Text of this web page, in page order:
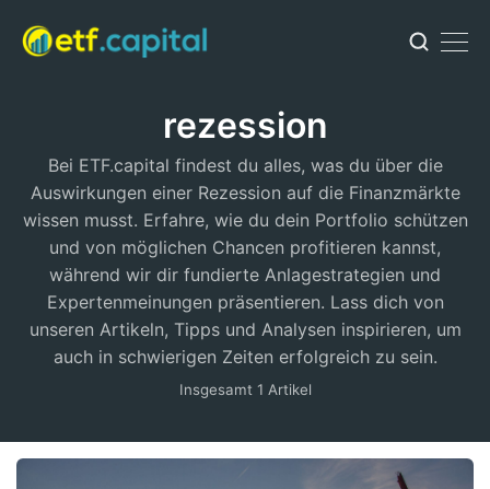
rezession
Bei ETF.capital findest du alles, was du über die
Auswirkungen einer Rezession auf die Finanzmärkte
wissen musst. Erfahre, wie du dein Portfolio schützen
und von möglichen Chancen profitieren kannst,
während wir dir fundierte Anlagestrategien und
Expertenmeinungen präsentieren. Lass dich von
unseren Artikeln, Tipps und Analysen inspirieren, um
auch in schwierigen Zeiten erfolgreich zu sein.
Insgesamt 1 Artikel